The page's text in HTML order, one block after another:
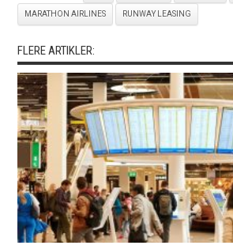
MARATHON AIRLINES RUNWAY LEASING
FLERE ARTIKLER: